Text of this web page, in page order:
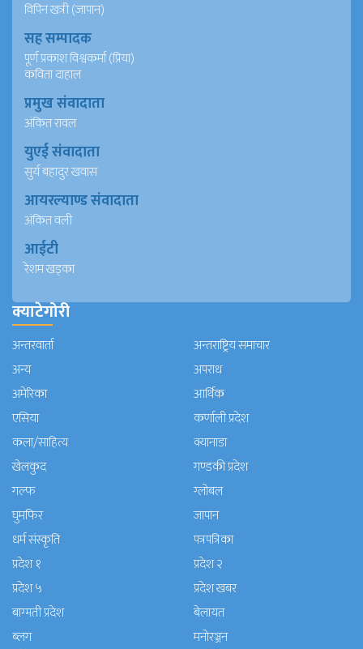
विपिन खत्री (जापान)
सह सम्पादक
पूर्ण प्रकाश विश्वकर्मा (प्रिया)
कविता दाहाल
प्रमुख संवादाता
अंकित रावल
युएई संवादाता
सुर्य बहादुर खवास
आयरल्याण्ड संवादाता
अंकित वली
आईटी
रेशम खड्का
क्याटेगोरी
अन्तरवार्ता
अन्तराष्ट्रिय समाचार
अन्य
अपराध
अमेरिका
आर्थिक
एसिया
कर्णाली प्रदेश
कला/साहित्य
क्यानाडा
खेलकुद
गण्डकी प्रदेश
गल्फ
ग्लोबल
घुमफिर
जापान
धर्म संस्कृति
पत्रपत्रिका
प्रदेश १
प्रदेश २
प्रदेश ५
प्रदेश खबर
बाग्मती प्रदेश
बेलायत
ब्लग
मनाेरञ्जन